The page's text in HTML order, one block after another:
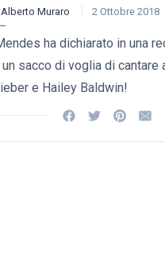
Alberto Muraro 2 Ottobre 2018
ha dichiarato in una
sacco di voglia di cantare
e Hailey Baldwin!